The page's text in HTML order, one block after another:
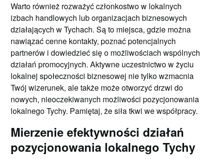
Warto również rozważyć członkostwo w lokalnych
izbach handlowych lub organizacjach biznesowych
działających w Tychach. Są to miejsca, gdzie można
nawiązać cenne kontakty, poznać potencjalnych
partnerów i dowiedzieć się o możliwościach wspólnych
działań promocyjnych. Aktywne uczestnictwo w życiu
lokalnej społeczności biznesowej nie tylko wzmacnia
Twój wizerunek, ale także może otworzyć drzwi do
nowych, nieoczekiwanych możliwości pozycjonowania
lokalnego Tychy. Pamiętaj, że siła tkwi we współpracy.
Mierzenie efektywności działań
pozycjonowania lokalnego Tychy